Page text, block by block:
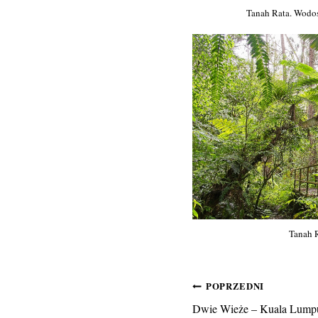
Tanah Rata.
Tanah
Nawigacja
POPRZEDNI
Dwie Wieże – Kuala